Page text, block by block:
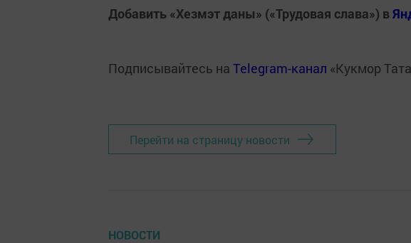
Добавить «Хезмэт даны» («Трудовая слава») в
Подписывайтесь на Telegram-канал «Кукмор
Перейти на страницу новости
НОВОСТИ